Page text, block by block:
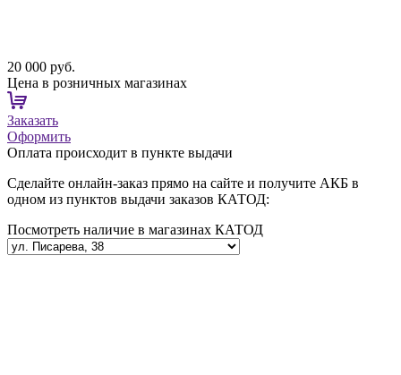
20 000 руб.
Цена в розничных магазинах
Заказать
Оформить
Оплата происходит в пункте выдачи
Сделайте онлайн-заказ прямо на сайте и получите АКБ в
одном из пунктов выдачи заказов КАТОД:
Посмотреть наличие в магазинах КАТОД